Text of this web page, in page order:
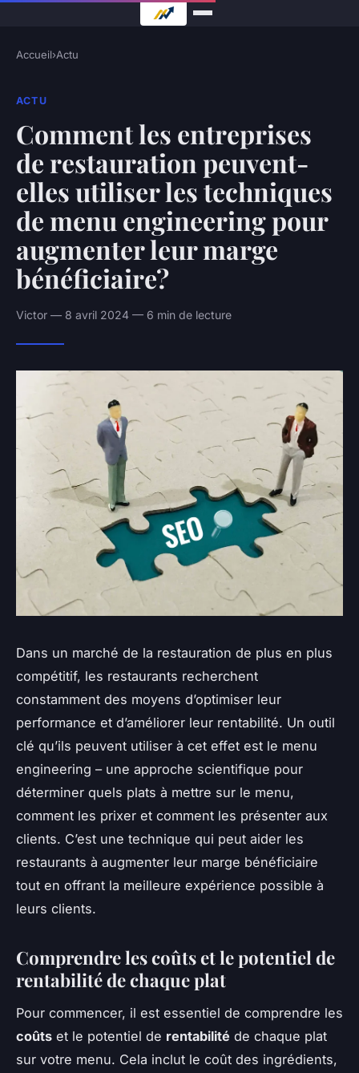
Accueil›Actu
ACTU
Comment les entreprises
de restauration peuvent-
elles utiliser les techniques
de menu engineering pour
augmenter leur marge
bénéficiaire?
Victor — 8 avril 2024 — 6 min de lecture
Dans un marché de la restauration de plus en plus
compétitif, les restaurants recherchent
constamment des moyens d’optimiser leur
performance et d’améliorer leur rentabilité. Un outil
clé qu’ils peuvent utiliser à cet effet est le menu
engineering – une approche scientifique pour
déterminer quels plats à mettre sur le menu,
comment les prixer et comment les présenter aux
clients. C’est une technique qui peut aider les
restaurants à augmenter leur marge bénéficiaire
tout en offrant la meilleure expérience possible à
leurs clients.
Comprendre les coûts et le potentiel de
rentabilité de chaque plat
Pour commencer, il est essentiel de comprendre les
coûts et le potentiel de rentabilité de chaque plat
sur votre menu. Cela inclut le coût des ingrédients,